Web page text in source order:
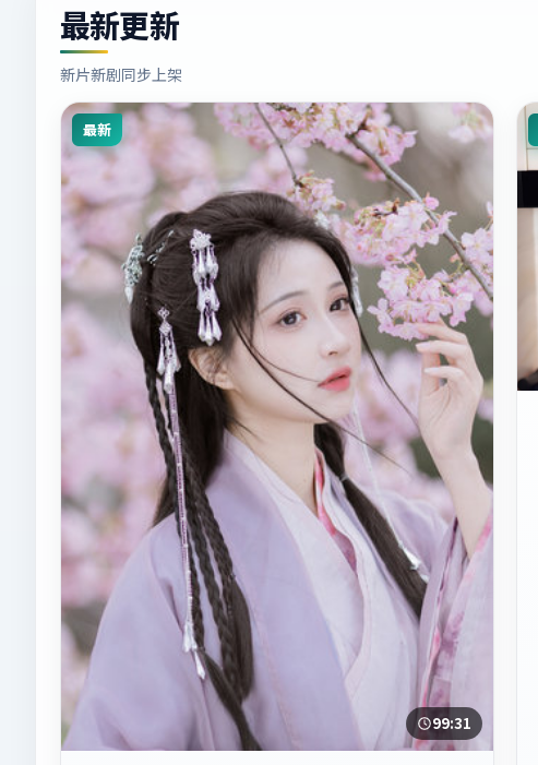
最新更新
新片新剧同步上架
最新
99:31